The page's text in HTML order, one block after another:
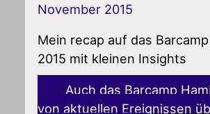
November 2015
Mein recap auf das
2015 mit kleinen Insights
Auch das Barcamp
von aktuellen Ereignissen